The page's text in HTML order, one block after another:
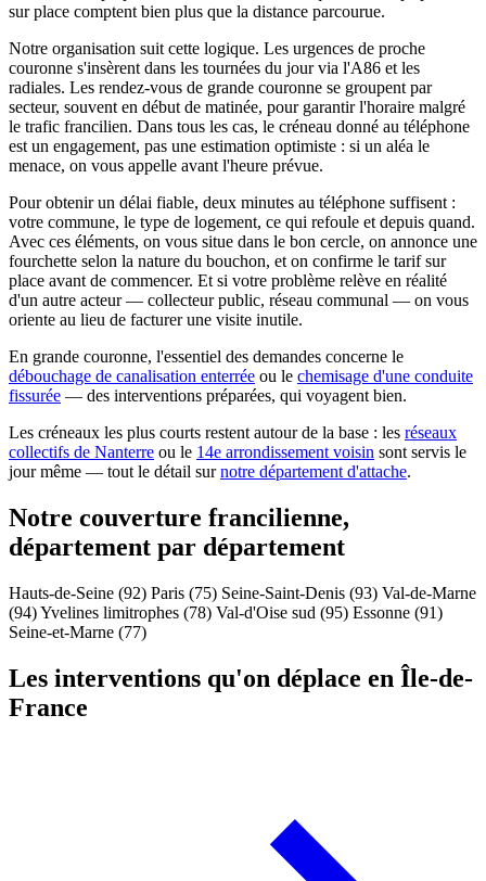
sur place comptent bien plus que la distance parcourue.
Notre organisation suit cette logique. Les urgences de proche
couronne s'insèrent dans les tournées du jour via l'A86 et les
radiales. Les rendez-vous de grande couronne se groupent par
secteur, souvent en début de matinée, pour garantir l'horaire malgré
le trafic francilien. Dans tous les cas, le créneau donné au téléphone
est un engagement, pas une estimation optimiste : si un aléa le
menace, on vous appelle avant l'heure prévue.
Pour obtenir un délai fiable, deux minutes au téléphone suffisent :
votre commune, le type de logement, ce qui refoule et depuis quand.
Avec ces éléments, on vous situe dans le bon cercle, on annonce une
fourchette selon la nature du bouchon, et on confirme le tarif sur
place avant de commencer. Et si votre problème relève en réalité
d'un autre acteur — collecteur public, réseau communal — on vous
oriente au lieu de facturer une visite inutile.
En grande couronne, l'essentiel des demandes concerne le
débouchage de canalisation enterrée ou le chemisage d'une conduite
fissurée — des interventions préparées, qui voyagent bien.
Les créneaux les plus courts restent autour de la base : les réseaux
collectifs de Nanterre ou le 14e arrondissement voisin sont servis le
jour même — tout le détail surnotre département d'attache.
Notre couverture francilienne,
département par département
Hauts-de-Seine (92) Paris (75) Seine-Saint-Denis (93) Val-de-Marne
(94)Yvelines limitrophes (78) Val-d'Oise sud (95) Essonne (91)
Seine-et-Marne (77)
Les interventions qu'on déplace en Île-de-
France